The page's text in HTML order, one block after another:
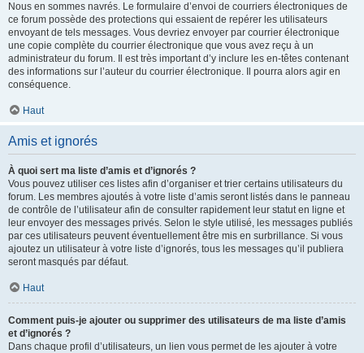
Nous en sommes navrés. Le formulaire d’envoi de courriers électroniques de
ce forum possède des protections qui essaient de repérer les utilisateurs
envoyant de tels messages. Vous devriez envoyer par courrier électronique
une copie complète du courrier électronique que vous avez reçu à un
administrateur du forum. Il est très important d’y inclure les en-têtes contenant
des informations sur l’auteur du courrier électronique. Il pourra alors agir en
conséquence.
Haut
Amis et ignorés
À quoi sert ma liste d’amis et d’ignorés ?
Vous pouvez utiliser ces listes afin d’organiser et trier certains utilisateurs du
forum. Les membres ajoutés à votre liste d’amis seront listés dans le panneau
de contrôle de l’utilisateur afin de consulter rapidement leur statut en ligne et
leur envoyer des messages privés. Selon le style utilisé, les messages publiés
par ces utilisateurs peuvent éventuellement être mis en surbrillance. Si vous
ajoutez un utilisateur à votre liste d’ignorés, tous les messages qu’il publiera
seront masqués par défaut.
Haut
Comment puis-je ajouter ou supprimer des utilisateurs de ma liste d’amis
et d’ignorés ?
Dans chaque profil d’utilisateurs, un lien vous permet de les ajouter à votre